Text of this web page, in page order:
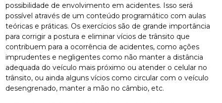
possibilidade de envolvimento em acidentes. Isso será
possível através de um conteúdo programático com aulas
teóricas e práticas. Os exercícios são de grande importância
para corrigir a postura e eliminar vícios de trânsito que
contribuem para a ocorrência de acidentes, como ações
imprudentes e negligentes como não manter a distância
adequada do veículo mais próximo ou atender o celular no
trânsito, ou ainda alguns vícios como circular com o veículo
desengrenado, manter a mão no câmbio, etc.